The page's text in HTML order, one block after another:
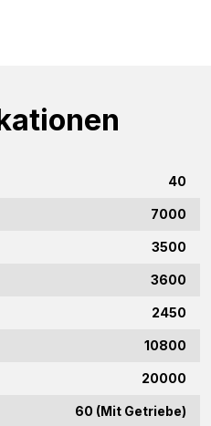
40
7000
3500
3600
2450
10800
20000
60 (Mit Getriebe)